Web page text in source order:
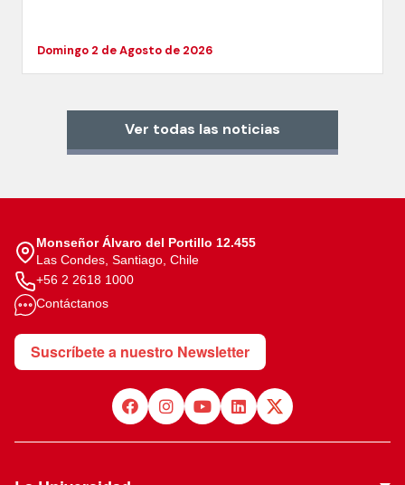
Domingo 2 de Agosto de 2026
Ver todas las noticias
Monseñor Álvaro del Portillo 12.455
Las Condes, Santiago, Chile
+56 2 2618 1000
Contáctanos
Suscríbete a nuestro Newsletter